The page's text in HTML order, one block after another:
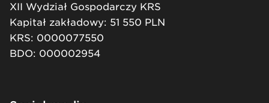
XII Wydział Gospodarczy KRS
Kapitał zakładowy: 51 550 PLN
KRS: 0000077550
BDO: 000002954